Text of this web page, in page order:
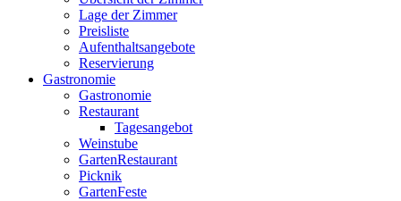
Lage der Zimmer
Preisliste
Aufenthaltsangebote
Reservierung
Gastronomie
Gastronomie
Restaurant
Tagesangebot
Weinstube
GartenRestaurant
Picknik
GartenFeste